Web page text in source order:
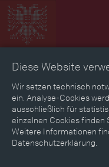
Zeitbild Zeitreise
Mediathek
Themen Zeiträume
Diese Website
Wir setzen technisch
ein. Analyse-Cookies
ausschließlich für
einzelnen Cookies finden
Weitere Informationen
Datenschutzerklärung.